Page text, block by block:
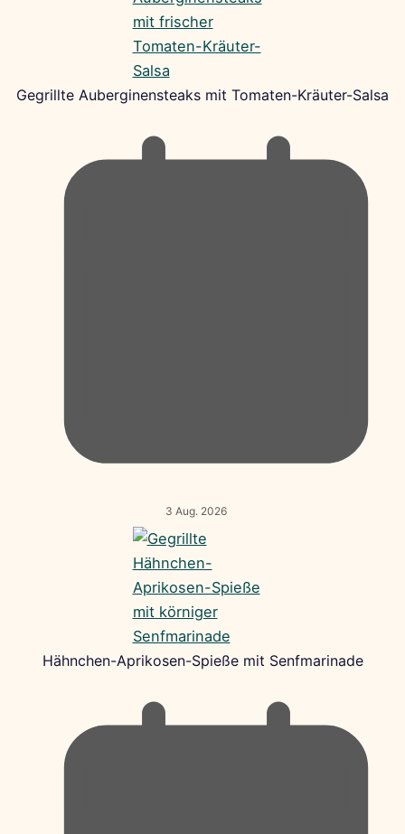
Gegrillte Auberginensteaks mit Tomaten-Kräuter-Salsa
3 Aug. 2026
Hähnchen-Aprikosen-Spieße mit Senfmarinade